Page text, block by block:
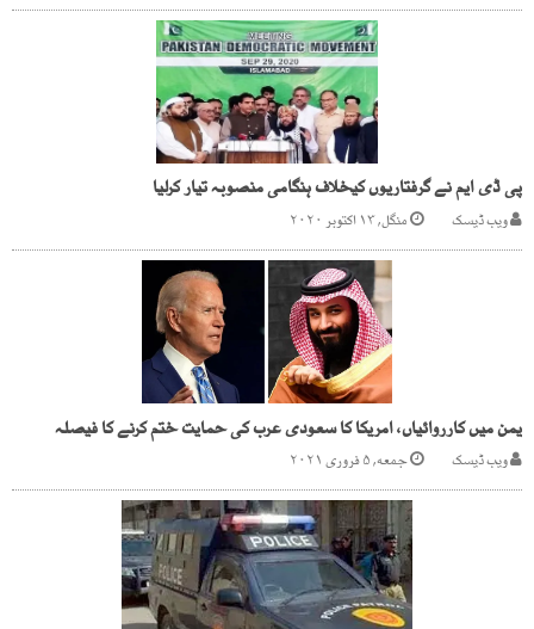
پی ڈی ایم نے گرفتاریوں کیخلاف ہنگامی منصوبہ تیار کرلیا
ویب ڈیسک منگل, ۱۳ اکتوبر ۲۰۲۰
یمن میں کارروائیاں، امریکا کا سعودی عرب کی حمایت ختم کرنے کا فیصلہ
ویب ڈیسک جمعه, ۵ فروری ۲۰۲۱